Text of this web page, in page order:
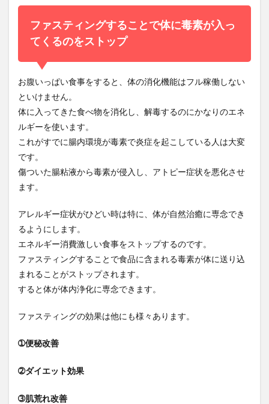
ファスティングすることで体に毒素が入っ
てくるのをストップ
お腹いっぱい食事をすると、体の消化機能はフル稼働しない
といけません。
体に入ってきた食べ物を消化し、解毒するのにかなりのエネ
ルギーを使います。
これがすでに腸内環境が毒素で炎症を起こしている人は大変
です。
傷ついた腸粘液から毒素が侵入し、アトピー症状を悪化させ
ます。
アレルギー症状がひどい時は特に、体が自然治癒に専念でき
るようにします。
エネルギー消費激しい食事をストップするのです。
ファスティングすることで食品に含まれる毒素が体に送り込
まれることがストップされます。
すると体が体内浄化に専念できます。
ファスティングの効果は他にも様々あります。
➀便秘改善
➁ダイエット効果
➂肌荒れ改善